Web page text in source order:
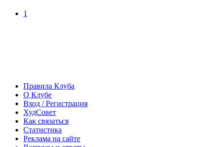
1
Правила Клуба
О Клубе
Вход / Регистрация
ХудСовет
Как связаться
Статистика
Реклама на сайте